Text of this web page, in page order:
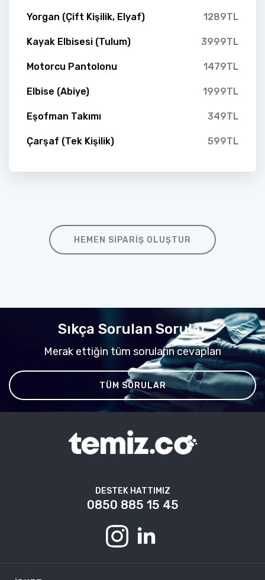
Yorgan (Çift Kişilik, Elyaf) 1289TL
Kayak Elbisesi (Tulum) 3999TL
Motorcu Pantolonu 1479TL
Elbise (Abiye) 1999TL
Eşofman Takımı 349TL
Çarşaf (Tek Kişilik) 599TL
HEMEN SIPARIŞ OLUŞTUR
Sıkça Sorulan Sorular
Merak ettiğin tüm soruların cevapları
TÜM SORULAR
DESTEK HATTIMIZ
0850 885 15 45